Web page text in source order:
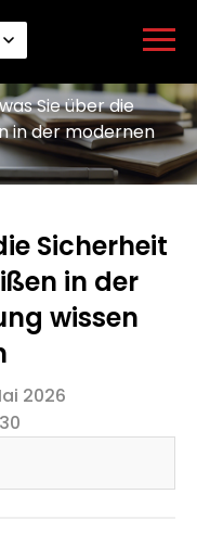
Sie über die
in der modernen
Sicherheit
in der
wissen
2026